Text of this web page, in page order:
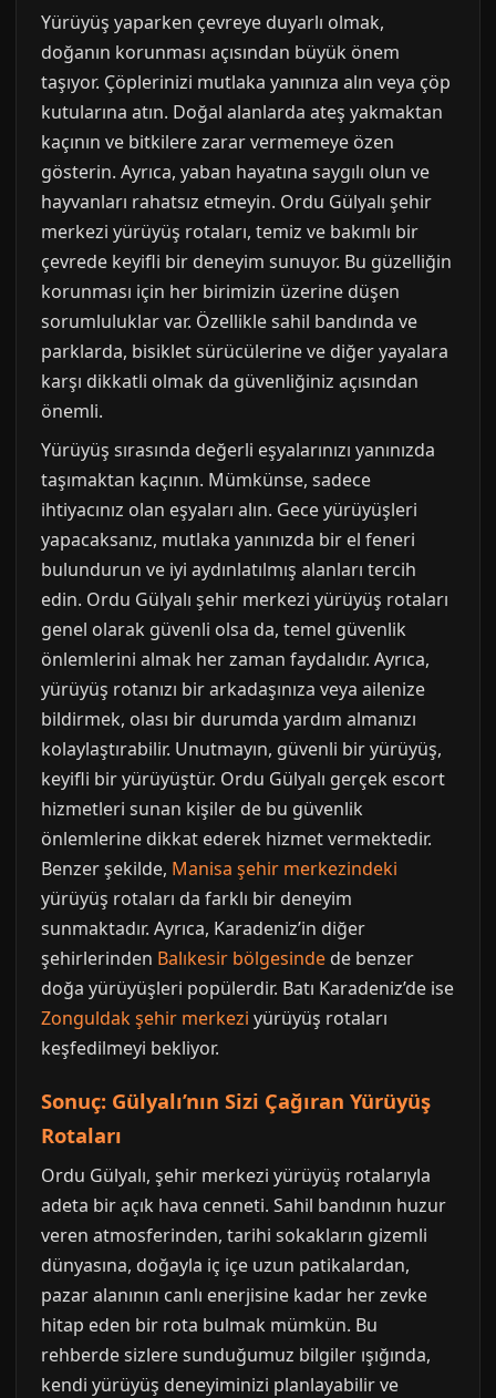
Yürüyüş yaparken çevreye duyarlı olmak,
doğanın korunması açısından büyük önem
taşıyor. Çöplerinizi mutlaka yanınıza alın veya çöp
kutularına atın. Doğal alanlarda ateş yakmaktan
kaçının ve bitkilere zarar vermemeye özen
gösterin. Ayrıca, yaban hayatına saygılı olun ve
hayvanları rahatsız etmeyin. Ordu Gülyalı şehir
merkezi yürüyüş rotaları, temiz ve bakımlı bir
çevrede keyifli bir deneyim sunuyor. Bu güzelliğin
korunması için her birimizin üzerine düşen
sorumluluklar var. Özellikle sahil bandında ve
parklarda, bisiklet sürücülerine ve diğer yayalara
karşı dikkatli olmak da güvenliğiniz açısından
önemli.
Yürüyüş sırasında değerli eşyalarınızı yanınızda
taşımaktan kaçının. Mümkünse, sadece
ihtiyacınız olan eşyaları alın. Gece yürüyüşleri
yapacaksanız, mutlaka yanınızda bir el feneri
bulundurun ve iyi aydınlatılmış alanları tercih
edin. Ordu Gülyalı şehir merkezi yürüyüş rotaları
genel olarak güvenli olsa da, temel güvenlik
önlemlerini almak her zaman faydalıdır. Ayrıca,
yürüyüş rotanızı bir arkadaşınıza veya ailenize
bildirmek, olası bir durumda yardım almanızı
kolaylaştırabilir. Unutmayın, güvenli bir yürüyüş,
keyifli bir yürüyüştür. Ordu Gülyalı gerçek escort
hizmetleri sunan kişiler de bu güvenlik
önlemlerine dikkat ederek hizmet vermektedir.
Benzer şekilde, Manisa şehir merkezindeki
yürüyüş rotaları da farklı bir deneyim
sunmaktadır. Ayrıca, Karadeniz’in diğer
şehirlerinden Balıkesir bölgesinde de benzer
doğa yürüyüşleri popülerdir. Batı Karadeniz’de ise
Zonguldak şehir merkezi yürüyüş rotaları
keşfedilmeyi bekliyor.
Sonuç: Gülyalı’nın Sizi Çağıran Yürüyüş
Rotaları
Ordu Gülyalı, şehir merkezi yürüyüş rotalarıyla
adeta bir açık hava cenneti. Sahil bandının huzur
veren atmosferinden, tarihi sokakların gizemli
dünyasına, doğayla iç içe uzun patikalardan,
pazar alanının canlı enerjisine kadar her zevke
hitap eden bir rota bulmak mümkün. Bu
rehberde sizlere sunduğumuz bilgiler ışığında,
kendi yürüyüş deneyiminizi planlayabilir ve